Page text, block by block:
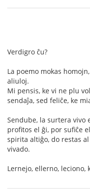
Verdigro ĉu?
La poemo mokas
aliuloj.
Mi pensis, ke vi ne plu
sendaĵa, sed feliĉe, ke
Sendube, la surtera vivo
profitos el ĝi, por sufiĉe
spirita altiĝo, do restas
vivado.
Lernejo, ellerno, leciono,